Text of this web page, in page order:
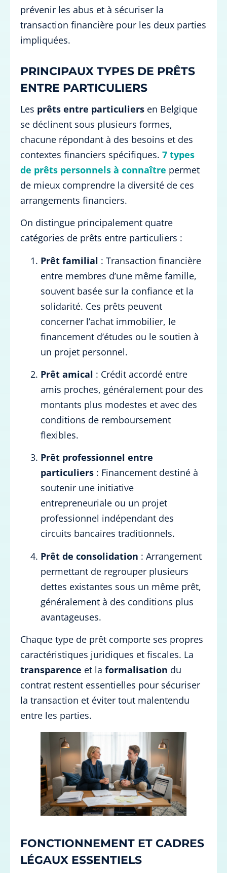
prévenir les abus et à sécuriser la
transaction financière pour les deux parties
impliquées.
PRINCIPAUX TYPES DE PRÊTS
ENTRE PARTICULIERS
Les prêts entre particuliers en Belgique
se déclinent sous plusieurs formes,
chacune répondant à des besoins et des
contextes financiers spécifiques. 7 types
de prêts personnels à connaître permet
de mieux comprendre la diversité de ces
arrangements financiers.
On distingue principalement quatre
catégories de prêts entre particuliers :
Prêt familial : Transaction financière
entre membres d’une même famille,
souvent basée sur la confiance et la
solidarité. Ces prêts peuvent
concerner l’achat immobilier, le
financement d’études ou le soutien à
un projet personnel.
Prêt amical : Crédit accordé entre
amis proches, généralement pour des
montants plus modestes et avec des
conditions de remboursement
flexibles.
Prêt professionnel entre
particuliers : Financement destiné à
soutenir une initiative
entrepreneuriale ou un projet
professionnel indépendant des
circuits bancaires traditionnels.
Prêt de consolidation : Arrangement
permettant de regrouper plusieurs
dettes existantes sous un même prêt,
généralement à des conditions plus
avantageuses.
Chaque type de prêt comporte ses propres
caractéristiques juridiques et fiscales. La
transparence et la formalisation du
contrat restent essentielles pour sécuriser
la transaction et éviter tout malentendu
entre les parties.
FONCTIONNEMENT ET CADRES
LÉGAUX ESSENTIELS